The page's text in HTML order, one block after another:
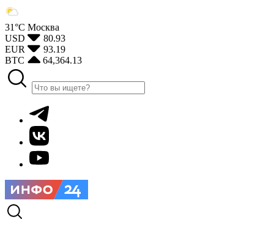
31°С Москва
USD
80.93
EUR
93.19
BTC
64,364.13